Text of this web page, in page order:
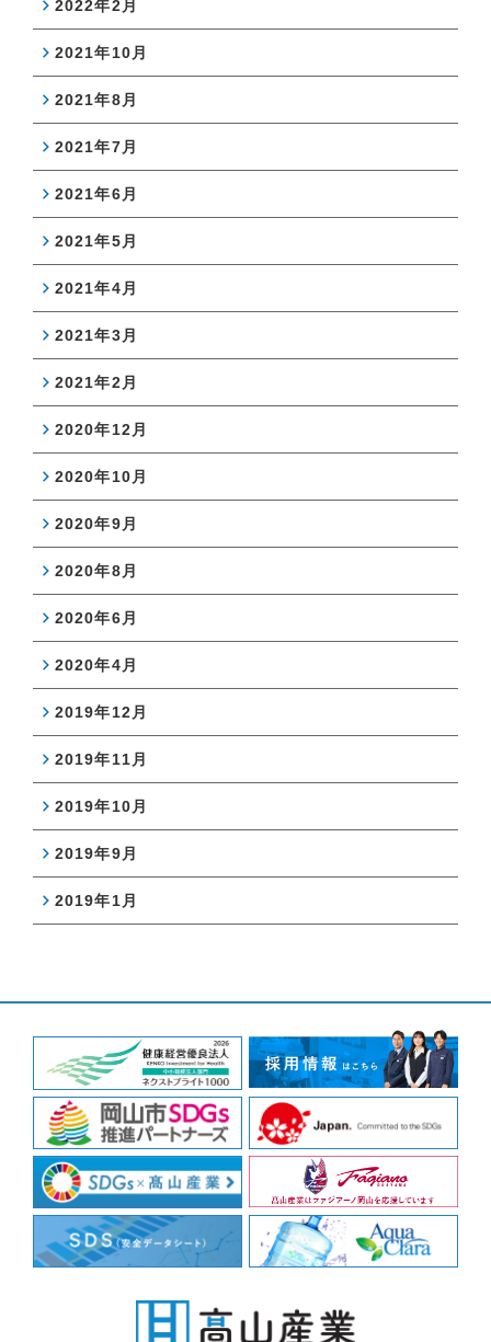
2022年2月
2021年10月
2021年8月
2021年7月
2021年6月
2021年5月
2021年4月
2021年3月
2021年2月
2020年12月
2020年10月
2020年9月
2020年8月
2020年6月
2020年4月
2019年12月
2019年11月
2019年10月
2019年9月
2019年1月